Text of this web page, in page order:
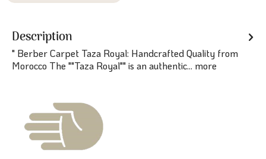
Description
" Berber Carpet Taza Royal: Handcrafted Quality from
Morocco The ""Taza Royal"" is an authentic... more